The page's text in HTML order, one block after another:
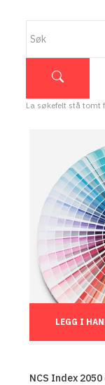
La søkefelt stå tomt
LEGG I
NCS Index